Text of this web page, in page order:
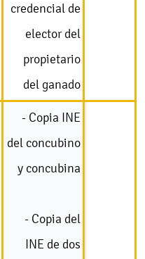
credencial de
elector del
propietario
del ganado
- Copia INE
del concubino
y concubina
- Copia del
INE de dos